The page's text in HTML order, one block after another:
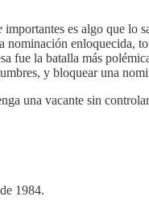
importantes es algo que lo
fue la batalla más
y bloquear una
una vacante sin
1984.